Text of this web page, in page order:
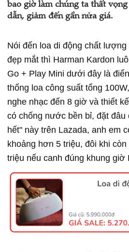
bao giờ làm chúng ta thất
dẫn, giảm đến gần nửa giá.
Nói đến loa di động chất lượng
đẹp mắt thì Harman Kardon
Go + Play Mini dưới đây là
thống loa công suất tổng
nghe nhạc đến 8 giờ và thiết
có chống nước bền bỉ, đặt
hết" này trên Lazada, anh em
khoảng hơn 5 triệu, đôi khi
triệu nếu canh đúng khung giờ